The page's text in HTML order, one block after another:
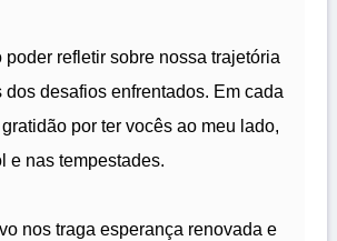
poder refletir sobre nossa trajetória
dos desafios enfrentados. Em cada
por ter vocês ao meu lado,
e nas tempestades.
nos traga esperança renovada e